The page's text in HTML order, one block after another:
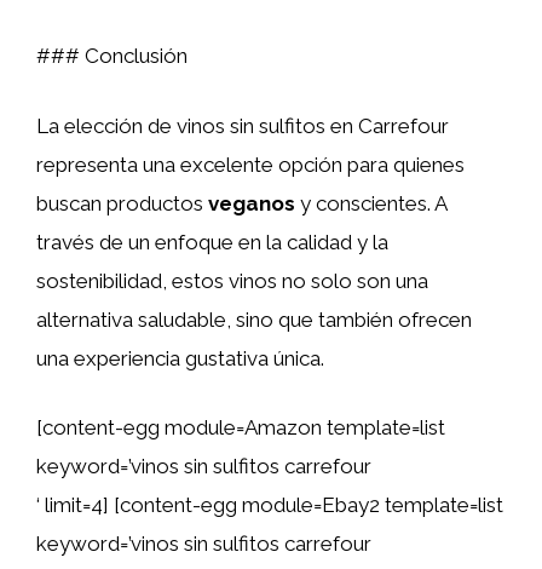
### Conclusión
La elección de vinos sin sulfitos en Carrefour
representa una excelente opción para quienes
buscan productos veganos y conscientes. A
través de un enfoque en la calidad y la
sostenibilidad, estos vinos no solo son una
alternativa saludable, sino que también ofrecen
una experiencia gustativa única.
[content-egg module=Amazon template=list
keyword=’vinos sin sulfitos carrefour
‘ limit=4] [content-egg module=Ebay2 template=list
keyword=’vinos sin sulfitos carrefour